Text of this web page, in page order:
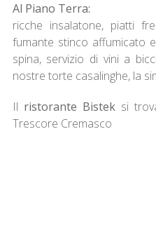
Al Piano Terra:
ricche insalatone, piatti
fumante stinco affumicato
spina, servizio di vini a
nostre torte casalinghe, la
Il ristorante Bisteksi
Trescore Cremasco